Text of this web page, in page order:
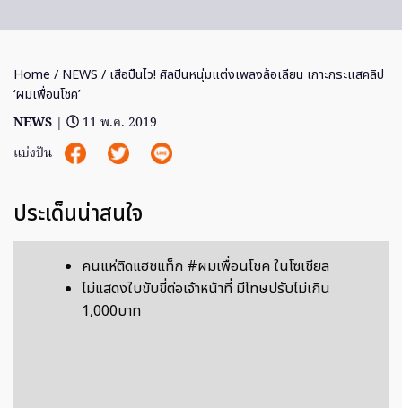
Home / NEWS / เสือปืนไว! ศิลปินหนุ่มแต่งเพลงล้อเลียน เกาะกระแสคลิป
‘ผมเพื่อนโชค’
NEWS |
11 พ.ค. 2019
แบ่งปัน
ประเด็นน่าสนใจ
คนแห่ติดแฮชแท็ก #ผมเพื่อนโชค ในโซเชียล
ไม่แสดงใบขับขี่ต่อเจ้าหน้าที่ มีโทษปรับไม่เกิน
1,000บาท